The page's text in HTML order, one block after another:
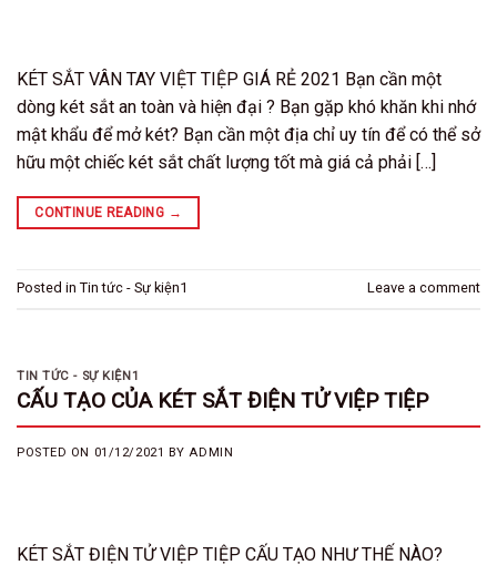
KÉT SẮT VÂN TAY VIỆT TIỆP GIÁ RẺ 2021 Bạn cần một
dòng két sắt an toàn và hiện đại ? Bạn gặp khó khăn khi nhớ
mật khẩu để mở két? Bạn cần một địa chỉ uy tín để có thể sở
hữu một chiếc két sắt chất lượng tốt mà giá cả phải […]
CONTINUE READING →
Posted in Tin tức - Sự kiện1 Leave a comment
TIN TỨC - SỰ KIỆN1
CẤU TẠO CỦA KÉT SẮT ĐIỆN TỬ VIỆP TIỆP
POSTED ON 01/12/2021 BYADMIN
KÉT SẮT ĐIỆN TỬ VIỆP TIỆP CẤU TẠO NHƯ THẾ NÀO?